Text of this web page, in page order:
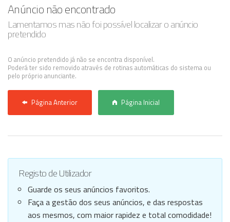
Registo / Login
Anunciar Agora
Anúncio não encontrado
Lamentamos mas não foi possível localizar o anúncio
pretendido
O anúncio pretendido já não se encontra disponível.
Poderá ter sido removido através de rotinas automáticas do sistema ou
pelo próprio anunciante.
Página Anterior Página Inicial
Registo de Utilizador
Guarde os seus anúncios favoritos.
Faça a gestão dos seus anúncios, e das respostas
aos mesmos, com maior rapidez e total comodidade!